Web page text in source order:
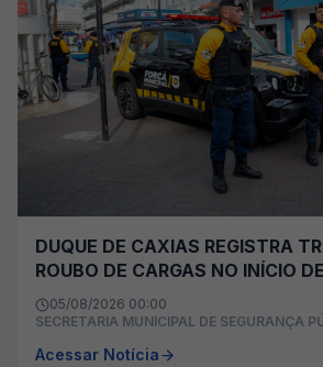
DUQUE DE CAXIAS REGISTRA
ROUBO DE CARGAS NO INÍCIO
05/08/2026 00:00
SECRETARIA MUNICIPAL DE SEGURANÇA
Acessar Notícia